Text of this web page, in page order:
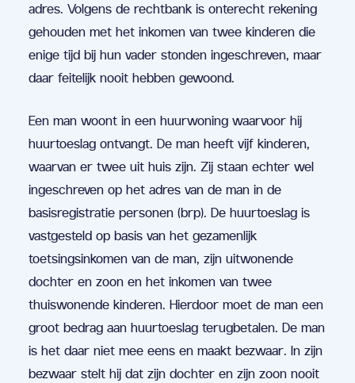
adres. Volgens de rechtbank is onterecht rekening
gehouden met het inkomen van twee kinderen die
enige tijd bij hun vader stonden ingeschreven, maar
daar feitelijk nooit hebben gewoond.
Een man woont in een huurwoning waarvoor hij
huurtoeslag ontvangt. De man heeft vijf kinderen,
waarvan er twee uit huis zijn. Zij staan echter wel
ingeschreven op het adres van de man in de
basisregistratie personen (brp). De huurtoeslag is
vastgesteld op basis van het gezamenlijk
toetsingsinkomen van de man, zijn uitwonende
dochter en zoon en het inkomen van twee
thuiswonende kinderen. Hierdoor moet de man een
groot bedrag aan huurtoeslag terugbetalen. De man
is het daar niet mee eens en maakt bezwaar. In zijn
bezwaar stelt hij dat zijn dochter en zijn zoon nooit